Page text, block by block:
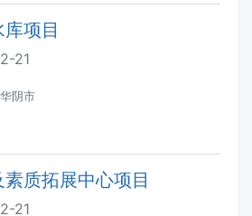
项目
21
阴市
质拓展中心项目
21